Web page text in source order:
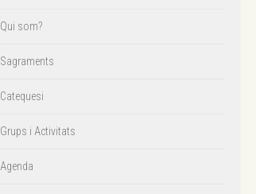
Qui som?
Sagraments
Catequesi
Grups i Activitats
Agenda